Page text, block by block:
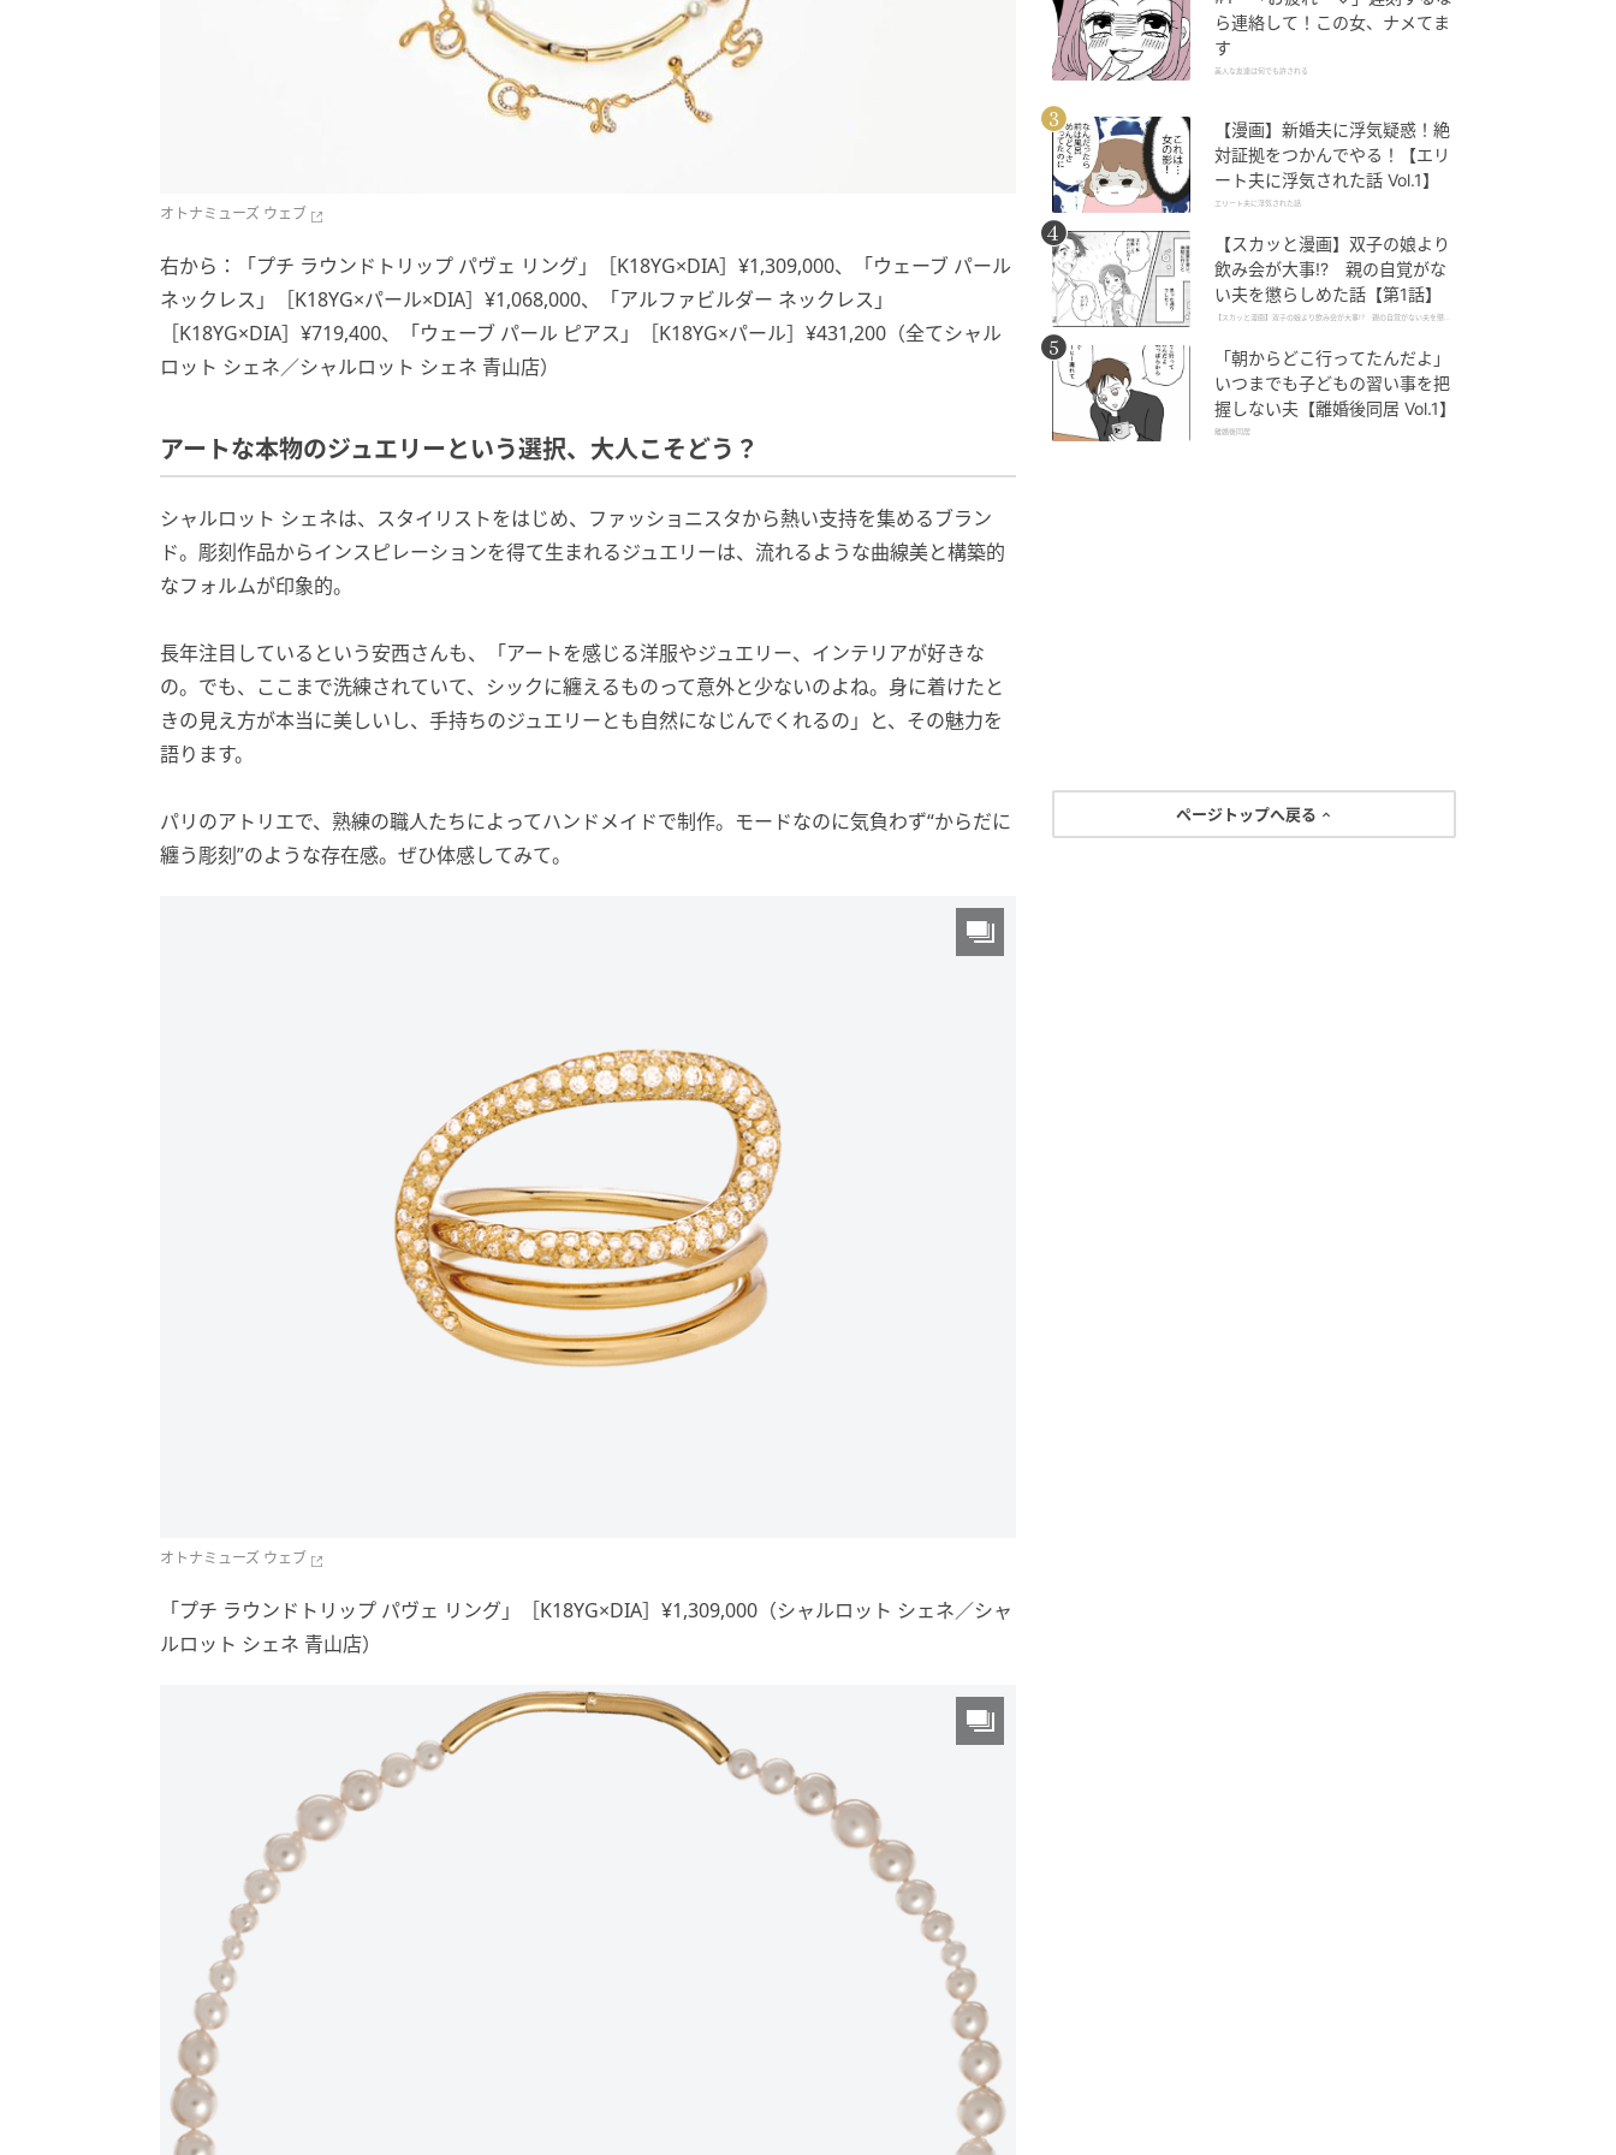
オトナミューズ ウェブ
右から：「プチ ラウンドトリップ パヴェ リング」［K18YG×DIA］¥1,309,000、「ウェーブ パール
ネックレス」［K18YG×パール×DIA］¥1,068,000、「アルファビルダー ネックレス」
［K18YG×DIA］¥719,400、「ウェーブ パール ピアス」［K18YG×パール］¥431,200（全てシャル
ロット シェネ／シャルロット シェネ 青山店）
アートな本物のジュエリーという選択、大人こそどう？
シャルロット シェネは、スタイリストをはじめ、ファッショニスタから熱い支持を集めるブラン
ド。彫刻作品からインスピレーションを得て生まれるジュエリーは、流れるような曲線美と構築的
なフォルムが印象的。
長年注目しているという安西さんも、「アートを感じる洋服やジュエリー、インテリアが好きな
の。でも、ここまで洗練されていて、シックに纏えるものって意外と少ないのよね。身に着けたと
きの見え方が本当に美しいし、手持ちのジュエリーとも自然になじんでくれるの」と、その魅力を
語ります。
パリのアトリエで、熟練の職人たちによってハンドメイドで制作。モードなのに気負わず“からだに
纏う彫刻”のような存在感。ぜひ体感してみて。
オトナミューズ ウェブ
「プチ ラウンドトリップ パヴェ リング」［K18YG×DIA］¥1,309,000（シャルロット シェネ／シャ
ルロット シェネ 青山店）
ら連絡して！この女、ナメてま
す
美人な友達は何でも許される
【漫画】新婚夫に浮気疑惑！絶
対証拠をつかんでやる！【エリ
ート夫に浮気された話 Vol.1】
エリート夫に浮気された話
【スカッと漫画】双子の娘より
飲み会が大事!? 親の自覚がな
い夫を懲らしめた話【第1話】
【スカッと漫画】双子の娘より飲み会が大事!? 親の自覚がない夫を懲ら
「朝からどこ行ってたんだよ」
いつまでも子どもの習い事を把
握しない夫【離婚後同居 Vol.1】
離婚後同居
ページトップへ戻る